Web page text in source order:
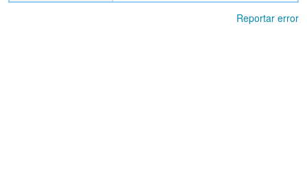
Reportar error